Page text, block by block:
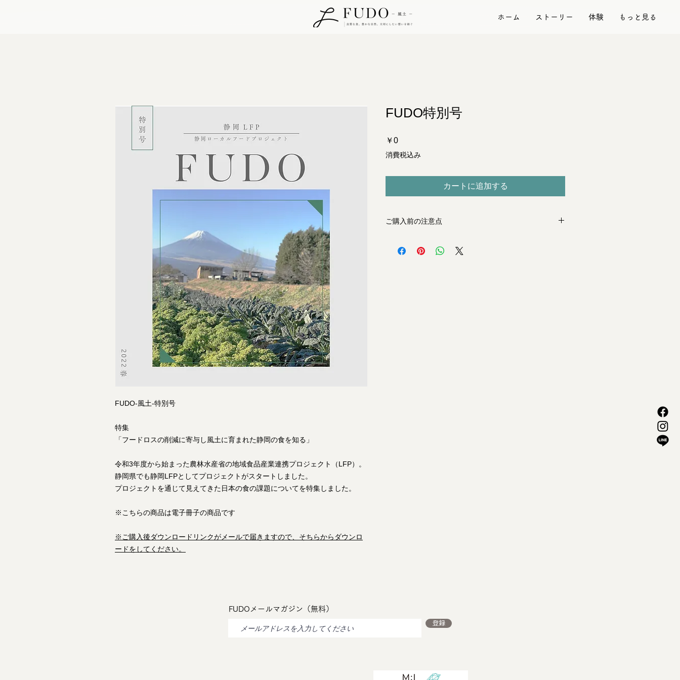
ホーム ストーリー 体験 もっと見る
FUDO‐風土‐特別号
特集
「フードロスの削減に寄与し風土に育まれた静岡の食を知る」
令和3年度から始まった農林水産省の地域食品産業連携プロジェクト（LFP）。
静岡県でも静岡LFPとしてプロジェクトがスタートしました。
プロジェクトを通じて見えてきた日本の食の課題についてを特集しました。
※こちらの商品は電子冊子の商品です
※ご購入後ダウンロードリンクがメールで届きますので、そちらからダウンロ
ードをしてください。
FUDO特別号
￥0価
格
消費税込み
カートに追加する
ご購入前の注意点
PCもしくはアンドロイドでご覧になるお客様は、あ
FUDOメールマガジン（無料）
登録